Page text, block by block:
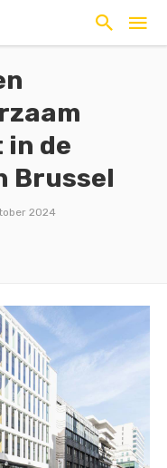
in de
Brussel
2024